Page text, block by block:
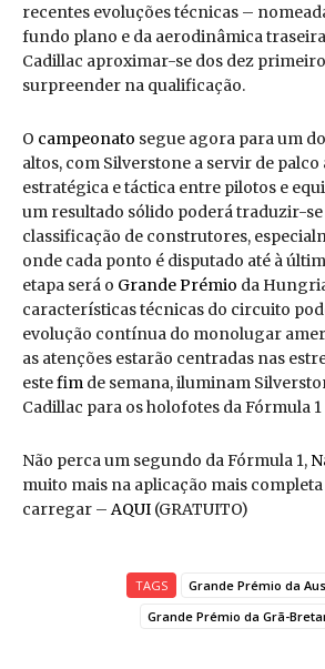
recentes evoluções técnicas –
fundo plano e da aerodinâmica
Cadillac aproximar-se dos dez
surpreender na qualificação.
O campeonato segue agora para um
altos, com Silverstone a servir de palco
estratégica e táctica entre pilotos e
um resultado sólido poderá traduzir-
classificação de construtores,
onde cada ponto é disputado até à
etapa será o Grande Prémio da
características técnicas do circuito
evolução contínua do monolugar
as atenções estarão centradas nas
estefim de semana, iluminam
Cadillac para os holofotes da Fórmula
Não perca um segundo da Fórmula 1,
muito mais na aplicação mais
carregar – AQUI (GRATUITO)
TAGS
Grande Prémio da
Grande Prémio da Grã-